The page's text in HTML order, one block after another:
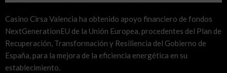
Casino Cirsa Valencia ha obtenido apoyo financiero de fondos
NextGenerationEU de la Unión Europea, procedentes del Plan de
Recuperación, Transformación y Resiliencia del Gobierno de
España, para la mejora de la eficiencia energética en su
establecimiento.